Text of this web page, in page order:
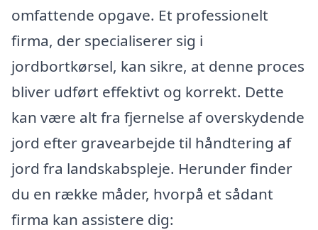
omfattende opgave. Et professionelt
firma, der specialiserer sig i
jordbortkørsel, kan sikre, at denne proces
bliver udført effektivt og korrekt. Dette
kan være alt fra fjernelse af overskydende
jord efter gravearbejde til håndtering af
jord fra landskabspleje. Herunder finder
du en række måder, hvorpå et sådant
firma kan assistere dig: